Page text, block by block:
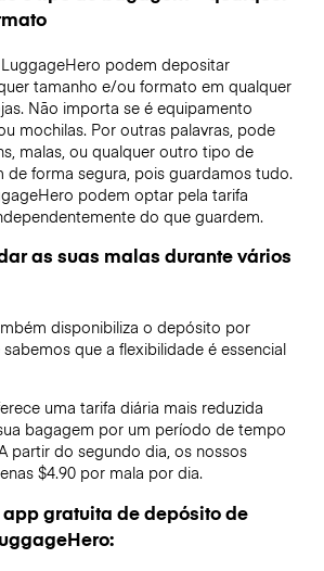
podem depositar
tamanho e/ou formato em qualquer
Não importa se é equipamento
mochilas. Por outras palavras, pode
malas, ou qualquer outro tipo de
de forma segura, pois guardamos tudo.
podem optar pela tarifa
do que guardem.
as suas malas durante vários
disponibiliza o depósito por
que a flexibilidade é essencial
uma tarifa diária mais reduzida
bagagem por um período de tempo
partir do segundo dia, os nossos
$4.90 por mala por dia.
gratuita de depósito de